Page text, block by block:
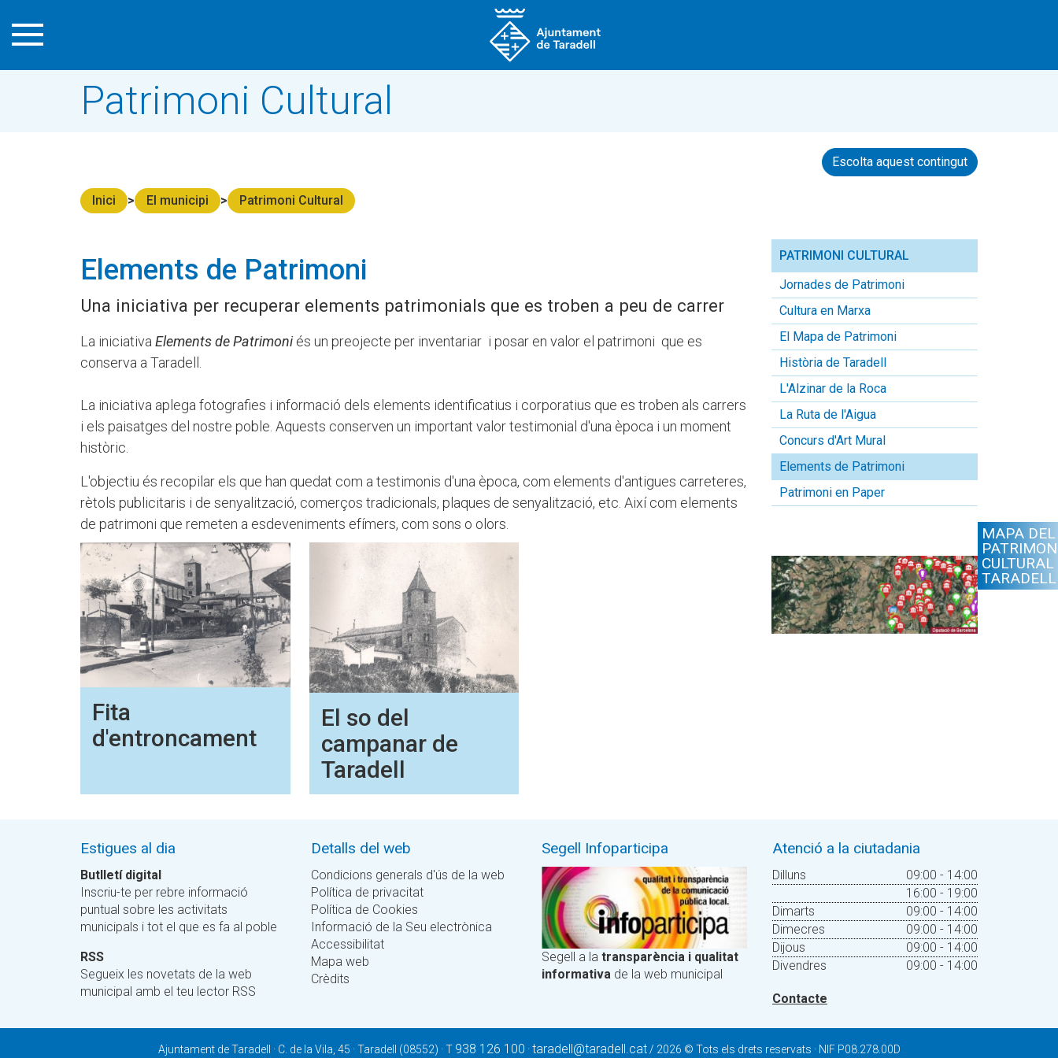
Patrimoni Cultural
Escolta aquest contingut
Inici El municipi Patrimoni Cultural
Elements de Patrimoni
Una iniciativa per recuperar elements patrimonials que es troben a peu de carrer
La iniciativa Elements de Patrimoniés un preojecte per inventariar i posar en valor el patrimoni que es
conserva a Taradell.
La iniciativa aplega fotografies i informació dels elements identificatius i corporatius que es troben als carrers
i els paisatges del nostre poble. Aquests conserven un important valor testimonial d'una època i un moment
històric.
L'objectiu és recopilar els que han quedat com a testimonis d'una època, com elements d'antigues carreteres,
rètols publicitaris i de senyalització, comerços tradicionals, plaques de senyalització, etc. Així com elements
de patrimoni que remeten a esdeveniments efímers, com sons o olors.
Fita
d'entroncament
El so del
campanar de
Taradell
PATRIMONI CULTURAL
Jornades de Patrimoni
Cultura en Marxa
El Mapa de Patrimoni
Història de Taradell
L'Alzinar de la Roca
La Ruta de l'Aigua
Concurs d'Art Mural
Elements de Patrimoni
Patrimoni en Paper
MAPA DEL
CULTURAL
TARADELL
Estigues al dia
Butlletí digital
Inscriu-te per rebre informació
puntual sobre les activitats
municipals i tot el que es fa al poble
RSS
Segueix les novetats de la web
municipal amb el teu lector RSS
Detalls del web
Condicions generals d'ús de la web
Política de privacitat
Política de Cookies
Informació de la Seu electrònica
Accessibilitat
Mapa web
Crèdits
Segell Infoparticipa
Segell a la transparència i qualitat
informativa de la web municipal
Atenció a la ciutadania
Dilluns
09:00 - 14:00
16:00 - 19:00
Dimarts
09:00 - 14:00
Dimecres
09:00 - 14:00
Dijous
09:00 - 14:00
Divendres
09:00 - 14:00
Contacte
Ajuntament de Taradell · C. de la Vila, 45 · Taradell (08552) · T 938 126 100 ·taradell@taradell.cat/ 2026 © Tots els drets reservats · NIF P08.278.00D